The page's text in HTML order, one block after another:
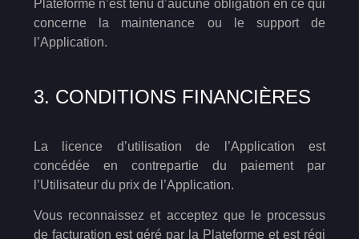
Plateforme n’est tenu d’aucune obligation en ce qui
concerne la maintenance ou le support de
l’Application.
3. CONDITIONS FINANCIÈRES
La licence d’utilisation de l’Application est
concédée en contrepartie du paiement par
l’Utilisateur du prix de l’Application.
Vous reconnaissez et acceptez que le processus
de facturation est géré par la Plateforme et est régi